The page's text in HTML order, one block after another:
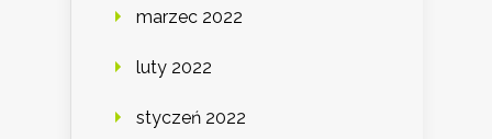
marzec 2022
luty 2022
styczeń 2022